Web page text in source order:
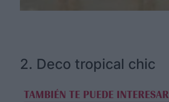
2. Deco tropical chic
TAMBIÉN TE PUEDE INTERESAR